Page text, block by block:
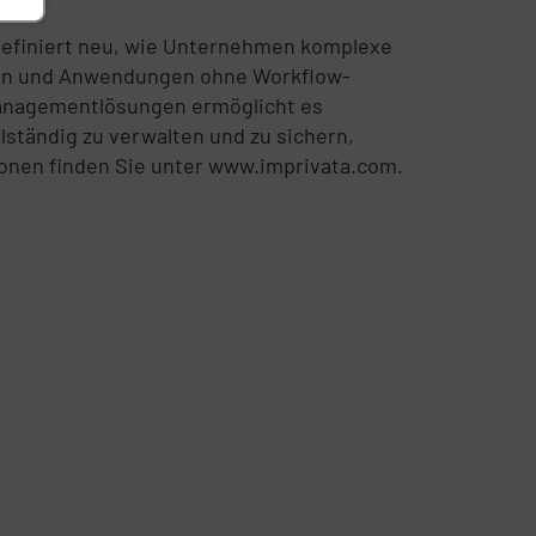
neu, wie Unternehmen komplexe
und Anwendungen ohne Workflow-
ermöglicht es
zu verwalten und zu sichern,
finden Sie unter www.imprivata.com.